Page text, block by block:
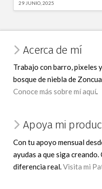
29 JUNIO, 2025
Acerca de mí
Trabajo con barro, pixeles
bosque de niebla de
Conoce más sobre mí aquí.
Apoya mi
Con tu apoyo mensual
ayudas a que siga
diferencia real.Visita mi